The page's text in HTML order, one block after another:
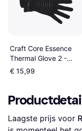
Craft Core Essence
Thermal Glove 2 -
Black
€ 15,99
Laagste prijs voor